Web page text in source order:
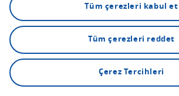
Çözümlerimizin tamamını keşfedin
Bir optik mağaza bulun
KeşfetFAQs
Tüm çerezleri kabul et
Tüm çerezleri reddet
Çerez Tercihleri